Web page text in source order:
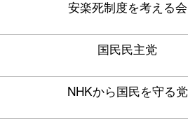
安楽死制度を考える会
国民民主党
NHKから国民を守る党